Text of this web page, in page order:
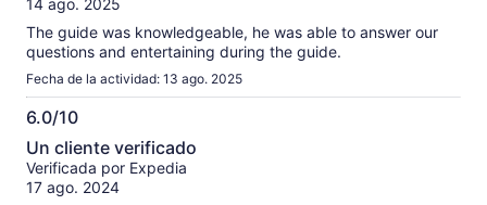
the many people were around. Her English was perfect.
Koodo’s to Nina and if you want a tour guide that you will
never forget, ask for Nina to be your guide. Thank you Nina
for making my fathers’ last trip on memory lane fun, and a
night that he will never forget. Dalia and Dean
14 ago. 2025
The guide was knowledgeable, he was able to answer our
questions and entertaining during the guide.
Fecha de la actividad: 13 ago. 2025
6.0/10
6.0
de
10
Un cliente verificado
Verificada por Expedia
17 ago. 2024